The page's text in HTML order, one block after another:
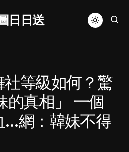
日日送
等級如何？驚
的真相」 一個
…網：韓妹不得